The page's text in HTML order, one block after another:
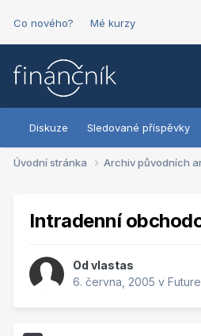
Co nového? Mé kurzy
Diskuze Sledované příspěvky
Úvodní stránka Archiv původních
Intradenní
Od vlastas
6. června, 2005 v